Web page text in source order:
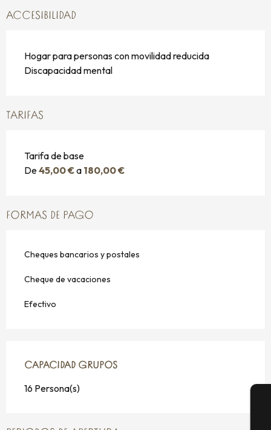
ACCESIBILIDAD
Hogar para personas con movilidad reducida
Discapacidad mental
TARIFAS
Tarifa de base
De45,00 €a 180,00 €
FORMAS DE PAGO
Cheques bancarios y postales
Cheque de vacaciones
Efectivo
CAPACIDAD GRUPOS
CAPACIDAD GRUPOS
16 Persona(s)